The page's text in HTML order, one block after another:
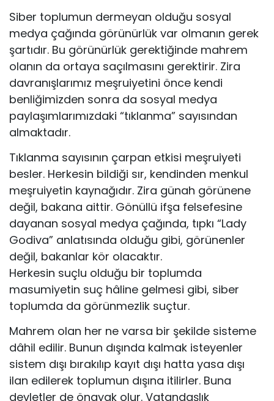
Siber toplumun dermeyan olduğu sosyal
medya çağında görünürlük var olmanın gerek
şartıdır. Bu görünürlük gerektiğinde mahrem
olanın da ortaya saçılmasını gerektirir. Zira
davranışlarımız meşruiyetini önce kendi
benliğimizden sonra da sosyal medya
paylaşımlarımızdaki “tıklanma” sayısından
almaktadır.
Tıklanma sayısının çarpan etkisi meşruiyeti
besler. Herkesin bildiği sır, kendinden menkul
meşruiyetin kaynağıdır. Zira günah görünene
değil, bakana aittir. Gönüllü ifşa felsefesine
dayanan sosyal medya çağında, tıpkı “Lady
Godiva” anlatısında olduğu gibi, görünenler
değil, bakanlar kör olacaktır.
Herkesin suçlu olduğu bir toplumda
masumiyetin suç hâline gelmesi gibi, siber
toplumda da görünmezlik suçtur.
Mahrem olan her ne varsa bir şekilde sisteme
dâhil edilir. Bunun dışında kalmak isteyenler
sistem dışı bırakılıp kayıt dışı hatta yasa dışı
ilan edilerek toplumun dışına itilirler. Buna
devletler de önayak olur. Vatandaşlık